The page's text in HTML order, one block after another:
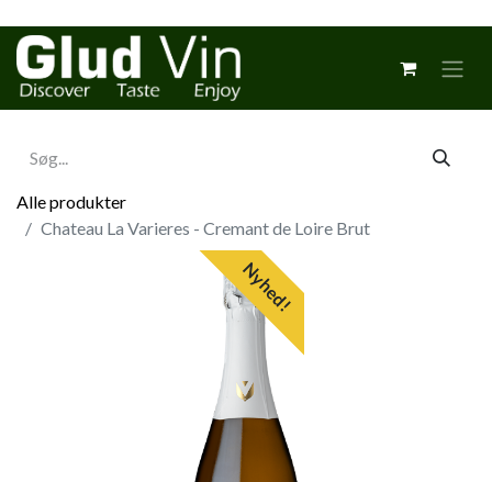
Alle produkter
Chateau La Varieres - Cremant de Loire Brut
Nyhed!